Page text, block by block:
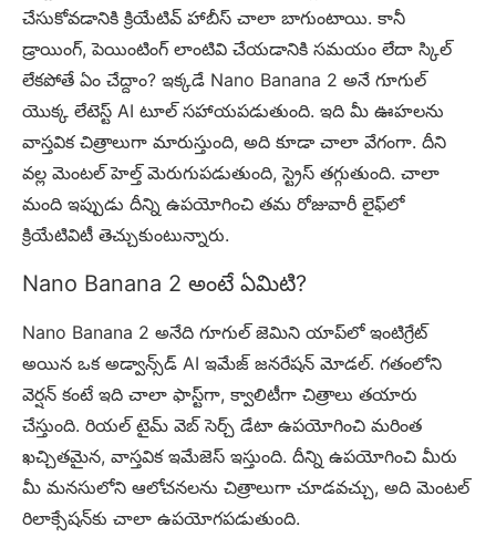
చేసుకోవడానికి క్రియేటివ్ హాబీస్ చాలా బాగుంటాయి. కానీ
డ్రాయింగ్, పెయింటింగ్ లాంటివి చేయడానికి సమయం లేదా స్కిల్
లేకపోతే ఏం చేద్దాం? ఇక్కడే Nano Banana 2 అనే గూగుల్
యొక్క లేటెస్ట్ AI టూల్ సహాయపడుతుంది. ఇది మీ ఊహలను
వాస్తవిక చిత్రాలుగా మారుస్తుంది, అది కూడా చాలా వేగంగా. దీని
వల్ల మెంటల్ హెల్త్ మెరుగుపడుతుంది, స్ట్రెస్ తగ్గుతుంది. చాలా
మంది ఇప్పుడు దీన్ని ఉపయోగించి తమ రోజువారీ లైఫ్‌లో
క్రియేటివిటీ తెచ్చుకుంటున్నారు.
Nano Banana 2 అంటే ఏమిటి?
Nano Banana 2 అనేది గూగుల్ జెమిని యాప్‌లో ఇంటిగ్రేట్
అయిన ఒక అడ్వాన్స్‌డ్ AI ఇమేజ్ జనరేషన్ మోడల్. గతంలోని
వెర్షన్ కంటే ఇది చాలా ఫాస్ట్‌గా, క్వాలిటీగా చిత్రాలు తయారు
చేస్తుంది. రియల్ టైమ్ వెబ్ సెర్చ్ డేటా ఉపయోగించి మరింత
ఖచ్చితమైన, వాస్తవిక ఇమేజెస్ ఇస్తుంది. దీన్ని ఉపయోగించి మీరు
మీ మనసులోని ఆలోచనలను చిత్రాలుగా చూడవచ్చు, అది మెంటల్
రిలాక్సేషన్‌కు చాలా ఉపయోగపడుతుంది.